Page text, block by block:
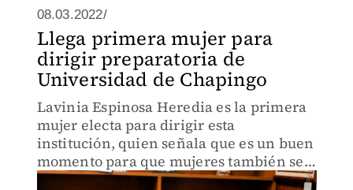
08.03.2022/
Llega primera mujer para
dirigir preparatoria de
Universidad de Chapingo
Lavinia Espinosa Heredia es la primera
mujer electa para dirigir esta
institución, quien señala que es un buen
momento para que mujeres también se
sumen a las carreras agrícolas